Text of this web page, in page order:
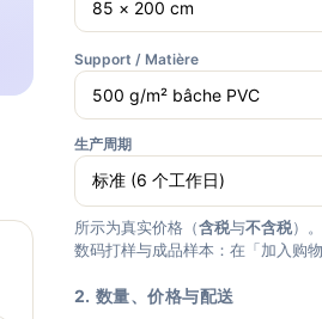
Support / Matière
生产周期
所示为真实价格（含税与不含税）
数码打样与成品样本：在「加入购
2. 数量、价格与配送